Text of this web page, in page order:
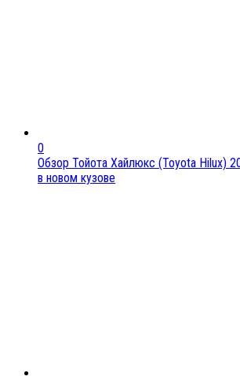
0
Обзор Тойота Хайлюкс (Toyota Hilux)
в новом кузове